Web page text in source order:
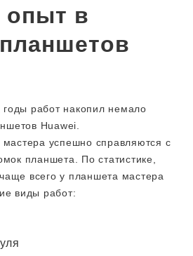
в
работ накопил немало
Huawei.
успешно справляются с
планшета. По статистике,
всего у планшета мастера
виды работ: